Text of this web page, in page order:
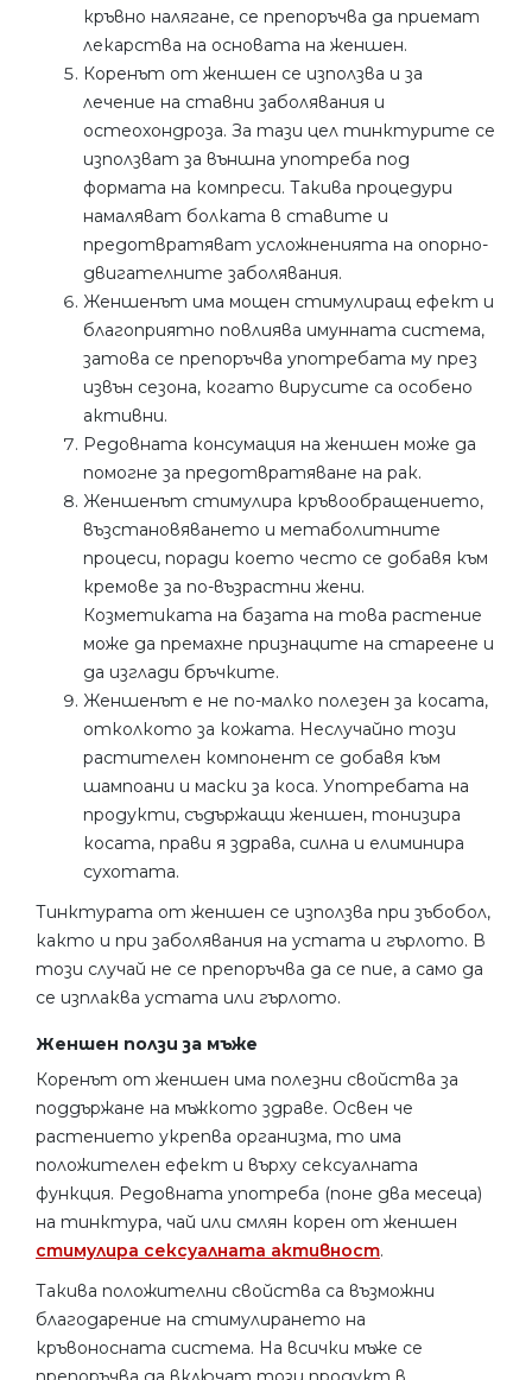
кръвно налягане, се препоръчва да приемат
лекарства на основата на женшен.
Коренът от женшен се използва и за
лечение на ставни заболявания и
остеохондроза. За тази цел тинктурите се
използват за външна употреба под
формата на компреси. Такива процедури
намаляват болката в ставите и
предотвратяват усложненията на опорно-
двигателните заболявания.
Женшенът има мощен стимулиращ ефект и
благоприятно повлиява имунната система,
затова се препоръчва употребата му през
извън сезона, когато вирусите са особено
активни.
Редовната консумация на женшен може да
помогне за предотвратяване на рак.
Женшенът стимулира кръвообращението,
възстановяването и метаболитните
процеси, поради което често се добавя към
кремове за по-възрастни жени.
Козметиката на базата на това растение
може да премахне признаците на стареене и
да изглади бръчките.
Женшенът е не по-малко полезен за косата,
отколкото за кожата. Неслучайно този
растителен компонент се добавя към
шампоани и маски за коса. Употребата на
продукти, съдържащи женшен, тонизира
косата, прави я здрава, силна и елиминира
сухотата.
Тинктурата от женшен се използва при зъбобол,
както и при заболявания на устата и гърлото. В
този случай не се препоръчва да се пие, а само да
се изплаква устата или гърлото.
Женшен ползи за мъже
Коренът от женшен има полезни свойства за
поддържане на мъжкото здраве. Освен че
растението укрепва организма, то има
положителен ефект и върху сексуалната
функция. Редовната употреба (поне два месеца)
на тинктура, чай или смлян корен от женшен
стимулира сексуалната активност.
Такива положителни свойства са възможни
благодарение на стимулирането на
кръвоносната система. На всички мъже се